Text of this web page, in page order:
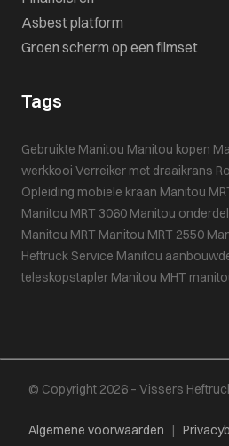
Asbest platform
Groen scherm op een filmset
Tags
Gebruikte Manitou Manitou kopen
werkkooi Verreiker met draaikrans
Opleiding mobiele kraan Manitou
Manitou MRT 3060 Manitou
Manitou MRT Manitou MRT 2550
Heftruck Service Manitou
teleskopstapler Manitou MHT
© Copyright 2026 – Vissers
Algemene voorwaarden